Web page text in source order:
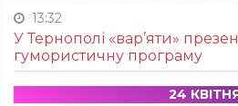
13:32
У Тернополі «вар’яти»
гумористичну програму
24